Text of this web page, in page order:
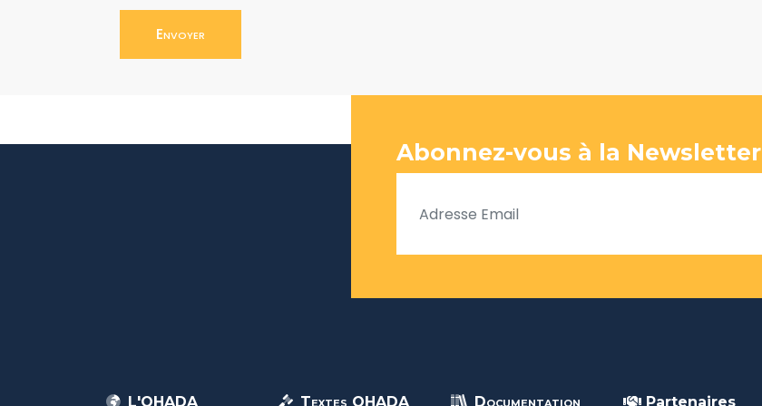
Envoyer
Abonnez-vous à la Newsletter
L'OHADA Textes OHADA Documentation Partenaires